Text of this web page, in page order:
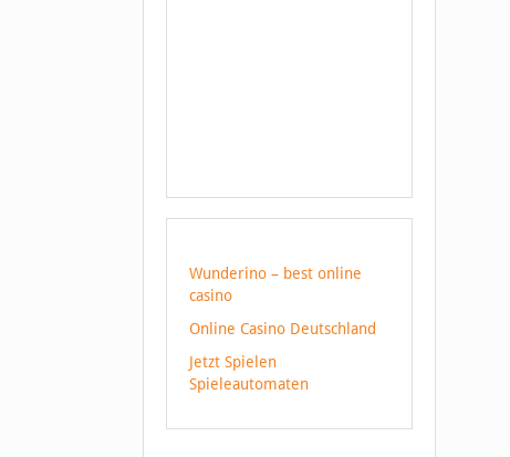
Wunderino – best online
casino
Online Casino Deutschland
Jetzt Spielen
Spieleautomaten